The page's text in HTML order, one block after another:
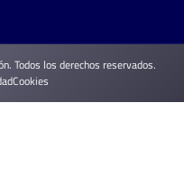
Todos los derechos reservados.
Cookies